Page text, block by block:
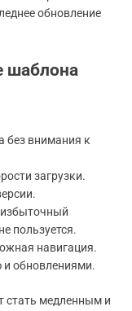
обновление
шаблона
без внимания к
загрузки.
пользуется.
навигация.
обновлениями.
стать медленным и